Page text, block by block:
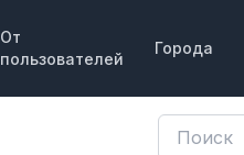
От
пользователей
Города